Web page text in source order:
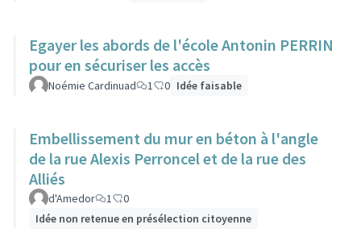
Egayer les abords de l'école Antonin PERRIN
pour en sécuriser les accès
Noémie Cardinuad 1 0 Idée faisable
Embellissement du mur en béton à l'angle
de la rue Alexis Perroncel et de la rue des
Alliés
d'Amedor 1
0
Idée non retenue en présélection citoyenne